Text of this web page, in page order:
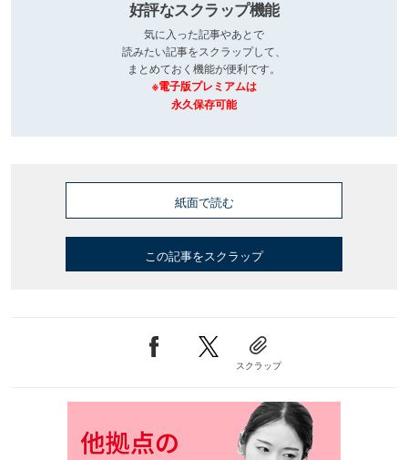
好評なスクラップ機能
気に入った記事やあとで
読みたい記事をスクラップして、
まとめておく機能が便利です。
※電子版プレミアムは
永久保存可能
紙面で読む
この記事をスクラップ
スクラップ